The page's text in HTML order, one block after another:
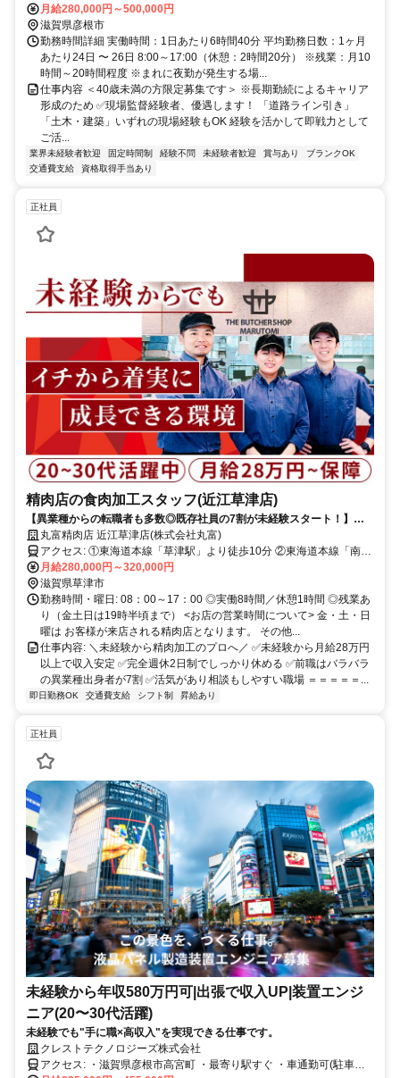
月給280,000円～500,000円
滋賀県彦根市
勤務時間詳細 実働時間：1日あたり6時間40分 平均勤務日数：1ヶ月
あたり24日 〜 26日 8:00～17:00（休憩：2時間20分） ※残業：月10
時間～20時間程度 ※まれに夜勤が発生する場...
仕事内容 ＜40歳未満の方限定募集です＞ ※長期勤続によるキャリア
形成のため ✅現場監督経験者、優遇します！ 「道路ライン引き」
「土木・建築」いずれの現場経験もOK 経験を活かして即戦力として
ご活...
業界未経験者歓迎 固定時間制 経験不問 未経験者歓迎 賞与あり
ブランクOK
交通費支給
資格取得手当あり
正社員
精肉店の食肉加工スタッフ(近江草津店)
【異業種からの転職者も多数◎既存社員の7割が未経験スタート！】月
給28万円～／完全週休2日制／残業少なめ／創業70年以上の安定企業
丸富精肉店 近江草津店(株式会社丸富)
アクセス: ①東海道本線「草津駅」より徒歩10分 ②東海道本線「南草
月給280,000円～320,000円
滋賀県草津市
勤務時間・曜日: 08：00～17：00 ◎実働8時間／休憩1時間 ◎残業あ
り（金土日は19時半頃まで） <お店の営業時間について> 金・土・日
曜は お客様が来店される精肉店となります。 その他...
仕事内容: ＼未経験から精肉加工のプロへ／ ✅未経験から月給28万円
以上で収入安定 ✅完全週休2日制でしっかり休める ✅前職はバラバラ
の異業種出身者が7割 ✅活気があり相談もしやすい職場 ＝＝＝＝＝...
即日勤務OK 交通費支給 シフト制 昇給あり
正社員
未経験から年収580万円可|出張で収入UP|装置エンジ
ニア(20〜30代活躍)
未経験でも"手に職×高収入"を実現できる仕事です。
クレストテクノロジーズ株式会社
アクセス: ・滋賀県彦根市高宮町 ・最寄り駅すぐ ・車通勤可(駐車場